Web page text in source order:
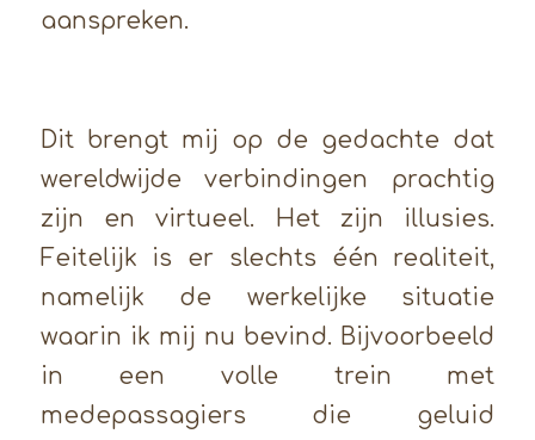
aanspreken.
Dit brengt mij op de gedachte dat
wereldwijde verbindingen prachtig
zijn en virtueel. Het zijn illusies.
Feitelijk is er slechts één realiteit,
namelijk de werkelijke situatie
waarin ik mij nu bevind. Bijvoorbeeld
in een volle trein met
medepassagiers die geluid